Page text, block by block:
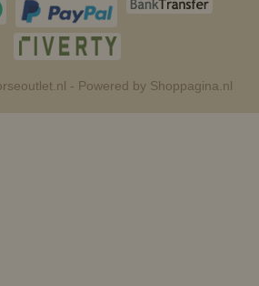
- Powered by Shoppagina.nl